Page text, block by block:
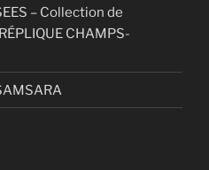
– Collection de
RÉPLIQUE CHAMPS-